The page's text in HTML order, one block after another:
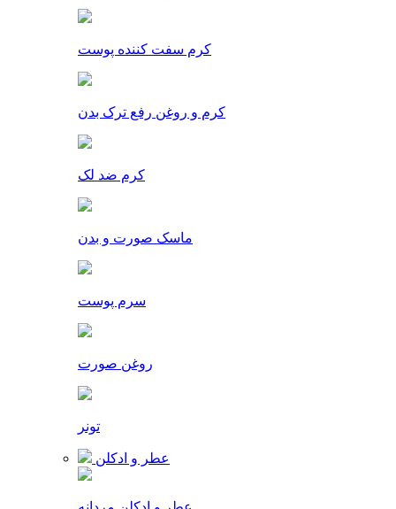
کرم سفت کننده پوست
کرم و روغن رفع ترک بدن
کرم ضد لک
ماسک صورت و بدن
سرم پوست
روغن صورت
تونر
عطر و ادکلن